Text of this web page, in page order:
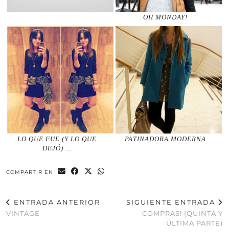
OH MONDAY!
LO QUE FUE (Y LO QUE
DEJÓ) …
PATINADORA MODERNA
COMPARTIR EN
ENTRADA ANTERIOR
VINTAGE
SIGUIENTE ENTRADA
COMPRAS! (QUINTA Y
ÚLTIMA PARTE)